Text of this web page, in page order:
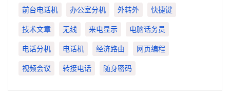
前台电话机 办公室分机 外转外 快捷键
技术文章 无线 来电显示 电脑话务员
电话分机 电话机 经济路由 网页编程
视频会议 转接电话 随身密码